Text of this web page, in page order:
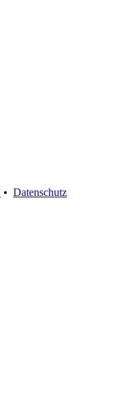
• Datenschutz